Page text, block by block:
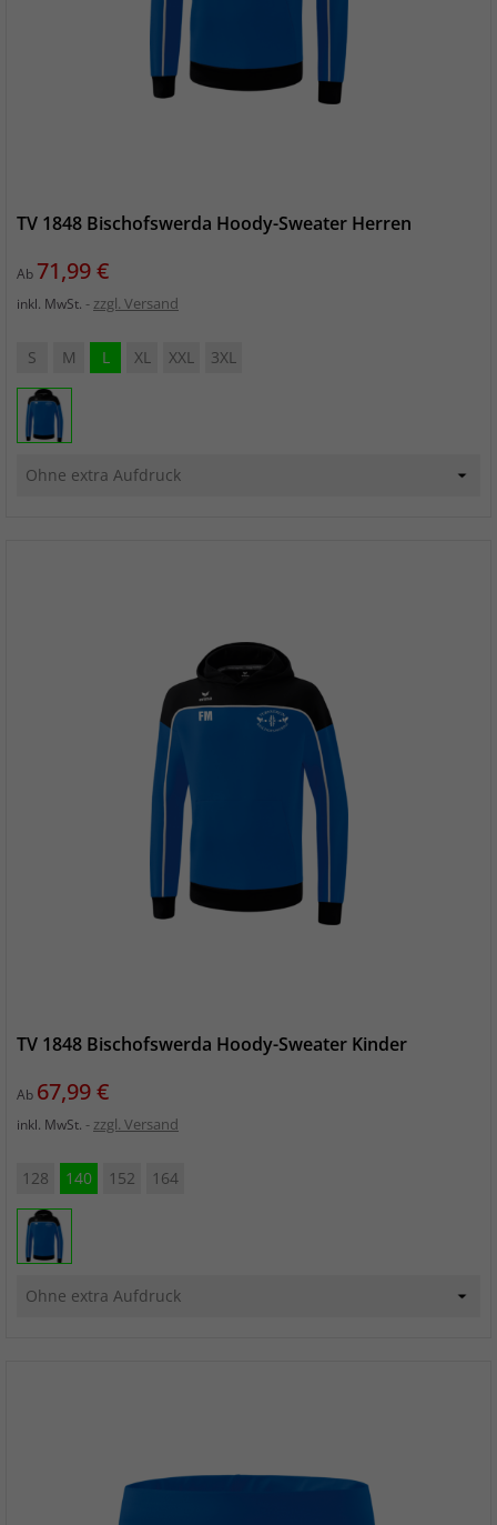
TV 1848 Bischofswerda Hoody-Sweater Herren
Ab Preis
71,99 €
inkl. MwSt. zzgl. Versand
S M L XL XXL 3XL
TV 1848 Bischofswerda Hoody-Sweater Kinder
Ab Preis
67,99 €
inkl. MwSt. zzgl. Versand
128 140 152 164